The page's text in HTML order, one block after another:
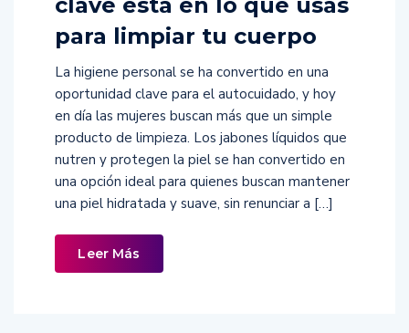
para limpiar tu cuerpo
La higiene personal se ha convertido en una
oportunidad clave para el autocuidado, y hoy
en día las mujeres buscan más que un simple
producto de limpieza. Los jabones líquidos que
nutren y protegen la piel se han convertido en
una opción ideal para quienes buscan mantener
una piel hidratada y suave, sin renunciar a […]
Leer Más